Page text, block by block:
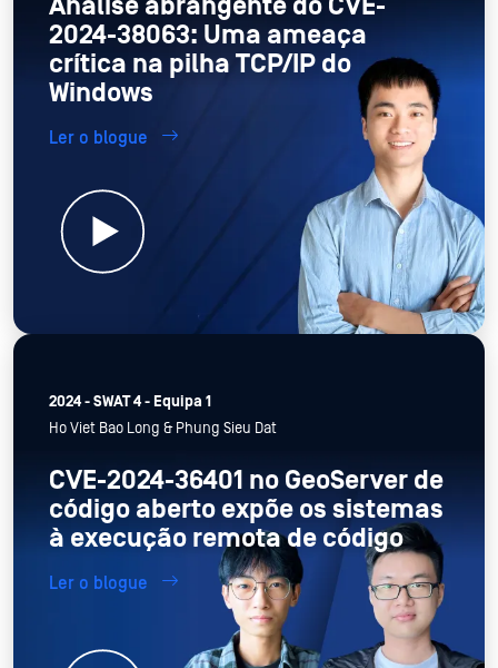
Análise abrangente do CVE-
2024-38063: Uma ameaça
crítica na pilha TCP/IP do
Windows
Ler o blogue
2024 - SWAT 4 - Equipa 1
Ho Viet Bao Long & Phung Sieu Dat
CVE-2024-36401 no GeoServer de
código aberto expõe os sistemas
à execução remota de código
Ler o blogue